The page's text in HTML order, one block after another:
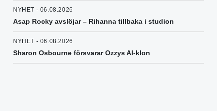
NYHET - 06.08.2026
Asap Rocky avslöjar – Rihanna tillbaka i studion
NYHET - 06.08.2026
Sharon Osbourne försvarar Ozzys AI-klon